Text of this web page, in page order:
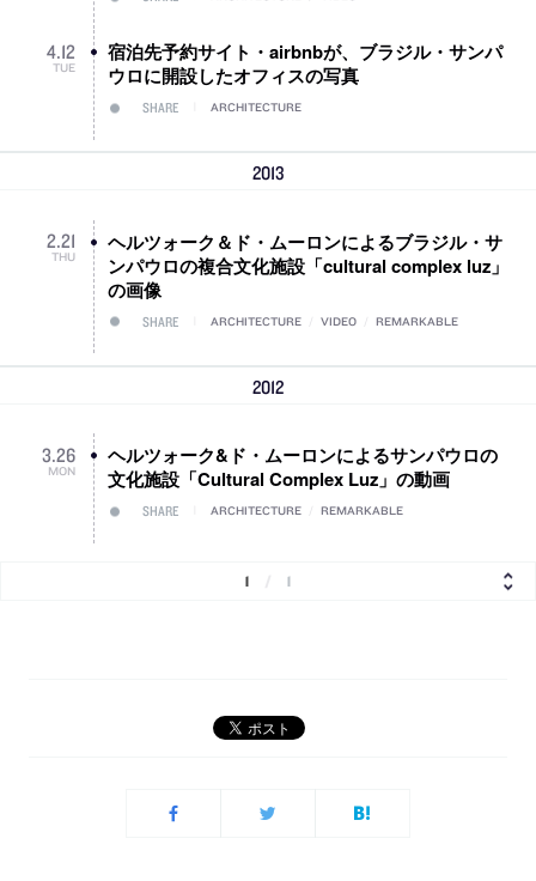
4.12
TUE
宿泊先予約サイト・airbnbが、ブラジル・サンパ
ウロに開設したオフィスの写真
SHARE ARCHITECTURE
2013
2.21
THU
ヘルツォーク＆ド・ムーロンによるブラジル・サ
ンパウロの複合文化施設「cultural complex luz」
の画像
SHARE ARCHITECTURE VIDEO REMARKABLE
2012
3.26
MON
ヘルツォーク&ド・ムーロンによるサンパウロの
文化施設「Cultural Complex Luz」の動画
SHARE ARCHITECTURE REMARKABLE
1 1